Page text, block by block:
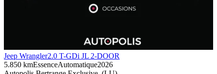
Jeep Wrangler2.0 T-GDi JL 2-DOOR
5.850 kmEssenceAutomatique2026